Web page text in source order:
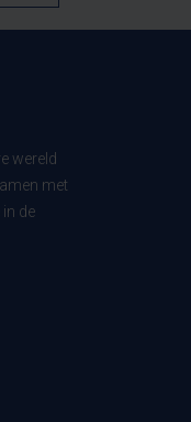
wereld
met
de